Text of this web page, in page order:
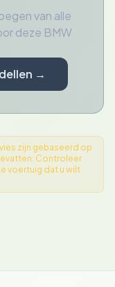
van alle
deze BMW
→
zijn gebaseerd op
Controleer
voertuig dat u wilt